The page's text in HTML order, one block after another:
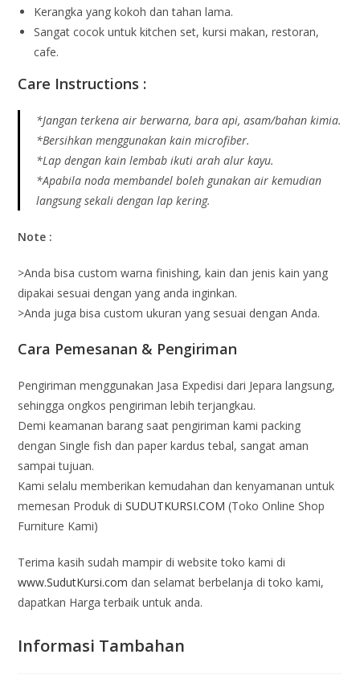
Kerangka yang kokoh dan tahan lama.
Sangat cocok untuk kitchen set, kursi makan, restoran,
cafe.
Care Instructions :
*Jangan terkena air berwarna, bara api, asam/bahan kimia.
*Bersihkan menggunakan kain microfiber.
*Lap dengan kain lembab ikuti arah alur kayu.
*Apabila noda membandel boleh gunakan air kemudian
langsung sekali dengan lap kering.
Note :
>Anda bisa custom warna finishing, kain dan jenis kain yang
dipakai sesuai dengan yang anda inginkan.
>Anda juga bisa custom ukuran yang sesuai dengan Anda.
Cara Pemesanan & Pengiriman
Pengiriman menggunakan Jasa Expedisi dari Jepara langsung,
sehingga ongkos pengiriman lebih terjangkau.
Demi keamanan barang saat pengiriman kami packing
dengan Single fish dan paper kardus tebal, sangat aman
sampai tujuan.
Kami selalu memberikan kemudahan dan kenyamanan untuk
memesan Produk diSUDUTKURSI.COM (Toko Online Shop
Furniture Kami)
Terima kasih sudah mampir di website toko kami di
www.SudutKursi.com dan selamat berbelanja di toko kami,
dapatkan Harga terbaik untuk anda.
Informasi Tambahan